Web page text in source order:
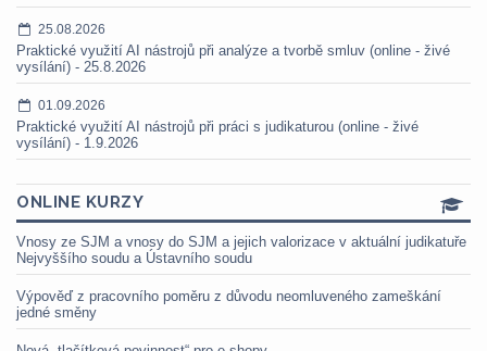
25.08.2026
Praktické využití AI nástrojů při analýze a tvorbě smluv (online - živé
vysílání) - 25.8.2026
01.09.2026
Praktické využití AI nástrojů při práci s judikaturou (online - živé
vysílání) - 1.9.2026
ONLINE KURZY
Vnosy ze SJM a vnosy do SJM a jejich valorizace v aktuální judikatuře
Nejvyššího soudu a Ústavního soudu
Výpověď z pracovního poměru z důvodu neomluveného zameškání
jedné směny